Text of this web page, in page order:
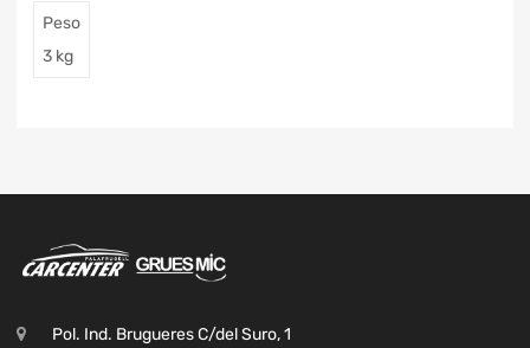
Peso
3 kg
Pol. Ind. Brugueres C/del Suro, 1